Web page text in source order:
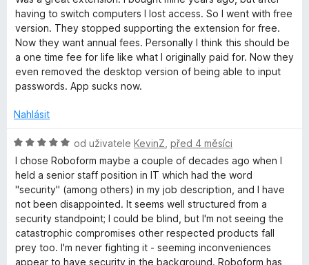
d
n
o
c
e
n
:
z
5
having to switch computers I lost access. So I went with free
version. They stopped supporting the extension for free.
Now they want annual fees. Personally I think this should be
a one time fee for life like what I originally paid for. Now they
even removed the desktop version of being able to input
passwords. App sucks now.
Nahlásit
H
o
d
n
o
c
e
n
od uživatele KevinZ před 4 měsíci
I chose Roboform maybe a couple of decades ago when I
held a senior staff position in IT which had the word
"security" (among others) in my job description, and I have
not been disappointed. It seems well structured from a
security standpoint; I could be blind, but I'm not seeing the
catastrophic compromises other respected products fall
prey too. I'm never fighting it - seeming inconveniences
appear to have security in the background. Roboform has